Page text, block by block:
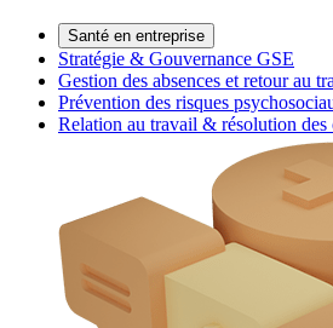
Santé en entreprise
Stratégie & Gouvernance GSE
Gestion des absences et retour au
Prévention des risques
Relation au travail & résolution des